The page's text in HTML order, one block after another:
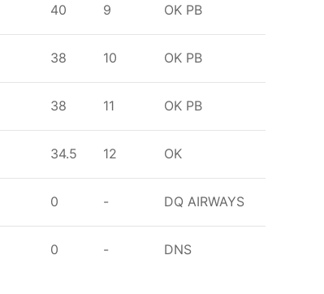
40 9 OK PB
38 10 OK PB
38 11 OK PB
34.5 12 OK
0 - DQ AIRWAYS
0 - DNS